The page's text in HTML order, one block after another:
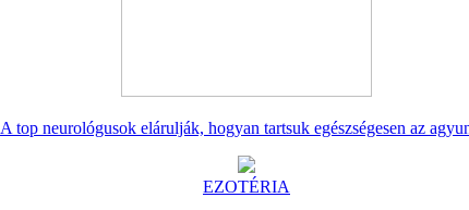
A top neurológusok elárulják, hogyan tartsuk egészségesen az
EZOTÉRIA